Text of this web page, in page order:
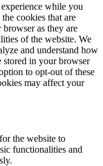
while you
cookies that are
browser as they are
of the website. We
and understand how
stored in your browser
to opt-out of these
may affect your
the website to
functionalities and